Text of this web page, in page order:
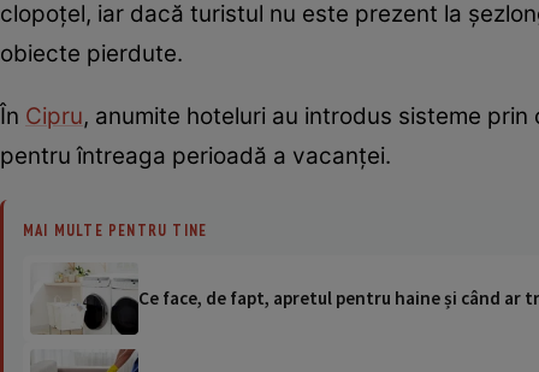
clopoțel, iar dacă turistul nu este prezent la
obiecte pierdute.
În Cipru, anumite hoteluri au introdus sisteme
pentru întreaga perioadă a vacanței.
MAI MULTE PENTRU TINE
Ce face, de fapt, apretul pentru haine și când ar